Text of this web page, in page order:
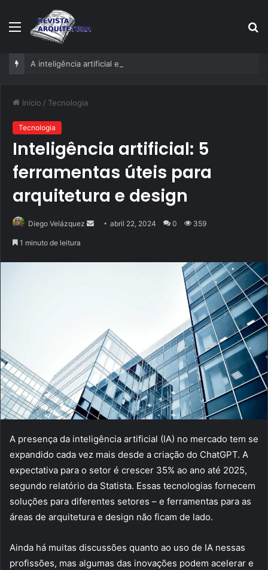
Menu
Início / Tecnologia
Tecnologia
Inteligência artificial: 5
ferramentas úteis para
arquitetura e design
Diego Velázquez
Mandeabril 22, 2024 0 359
1 minuto de leitura
A presença da inteligência artificial (IA) no mercado tem se
expandido cada vez mais desde a criação do ChatGPT. A
expectativa para o setor é crescer 35% ao ano até 2025,
segundo relatório da Statista. Essas tecnologias fornecem
soluções para diferentes setores – e ferramentas para as
áreas de arquitetura e design não ficam de lado.
Ainda há muitas discussões quanto ao uso de IA nessas
profissões, mas algumas das inovações podem acelerar e